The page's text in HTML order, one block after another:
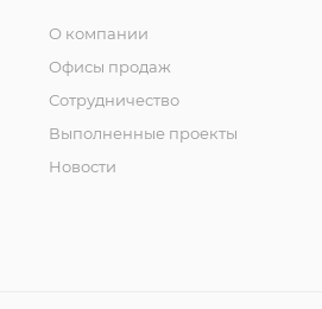
О компании
Офисы продаж
Сотрудничество
Выполненные проекты
Новости